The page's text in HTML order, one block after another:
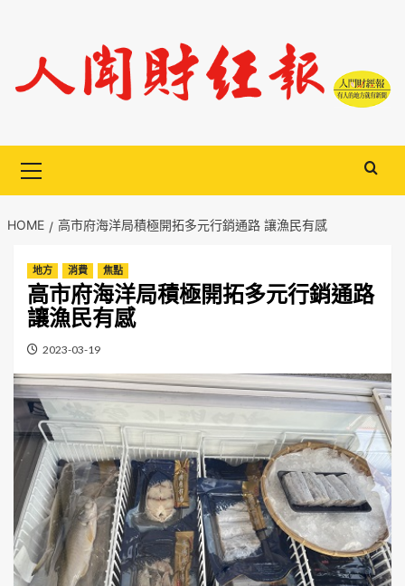
content
Menu
HOME 高市府海洋局積極開拓多元行銷通路 讓漁民有感
地方 消費 焦點
高市府海洋局積極開拓多元行銷通路
讓漁民有感
2023-03-19